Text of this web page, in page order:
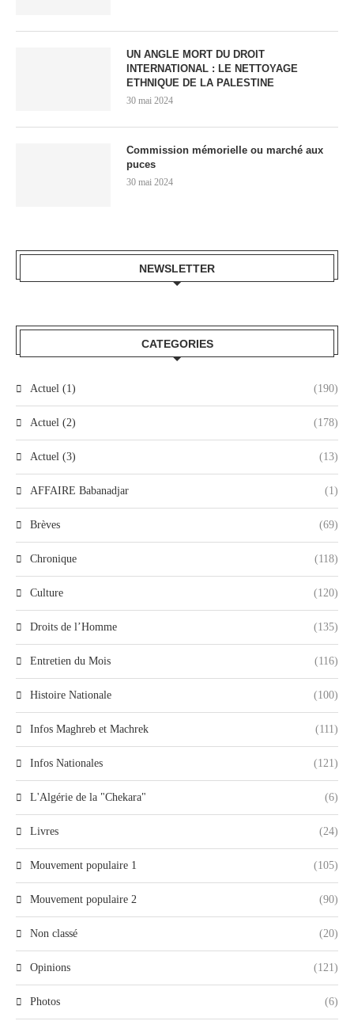
UN ANGLE MORT DU DROIT
INTERNATIONAL : LE NETTOYAGE
ETHNIQUE DE LA PALESTINE
30 mai 2024
Commission mémorielle ou marché aux
puces
30 mai 2024
NEWSLETTER
CATEGORIES
Actuel (1) (190)
Actuel (2) (178)
Actuel (3) (13)
AFFAIRE Babanadjar (1)
Brèves (69)
Chronique (118)
Culture (120)
Droits de l’Homme (135)
Entretien du Mois (116)
Histoire Nationale (100)
Infos Maghreb et Machrek (111)
Infos Nationales (121)
L'Algérie de la "Chekara" (6)
Livres (24)
Mouvement populaire 1 (105)
Mouvement populaire 2 (90)
Non classé (20)
Opinions (121)
Photos (6)